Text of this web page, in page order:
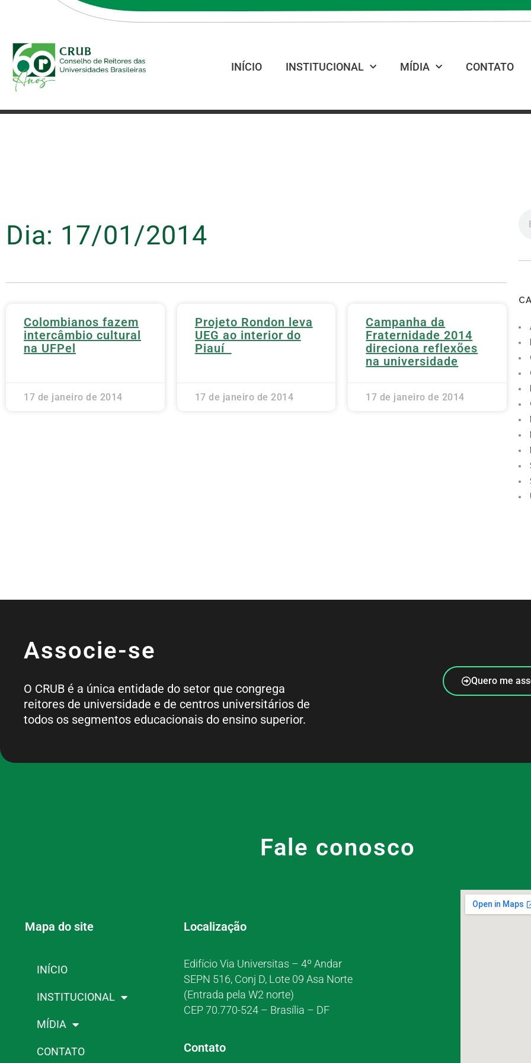
INÍCIO INSTITUCIONAL MÍDIA CONTATO
Dia: 17/01/2014
Colombianos fazem
intercâmbio cultural
na UFPel
17 de janeiro de 2014
Projeto Rondon leva
UEG ao interior do
Piauí
17 de janeiro de 2014
Campanha da
Fraternidade 2014
direciona reflexões
na universidade
17 de janeiro de 2014
Associe-se
O CRUB é a única entidade do setor que congrega
reitores de universidade e de centros universitários de
todos os segmentos educacionais do ensino superior.
Quero me
Fale conosco
Mapa do site
INÍCIO
INSTITUCIONAL
MÍDIA
CONTATO
Localização
Edifício Via Universitas – 4º Andar
SEPN 516, Conj D, Lote 09 Asa Norte
(Entrada pela W2 norte)
CEP 70.770-524 – Brasília – DF
Contato